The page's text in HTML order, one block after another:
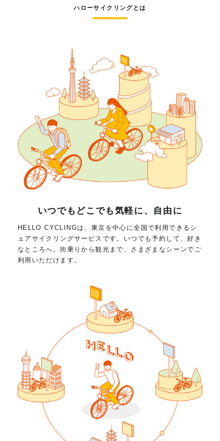
ハローサイクリングとは
いつでもどこでも気軽に、自由に
HELLO CYCLINGは、東京を中心に全国で利用できるシ
ェアサイクリングサービスです。いつでも予約して、好き
なところへ。街乗りから観光まで、さまざまなシーンでご
利用いただけます。